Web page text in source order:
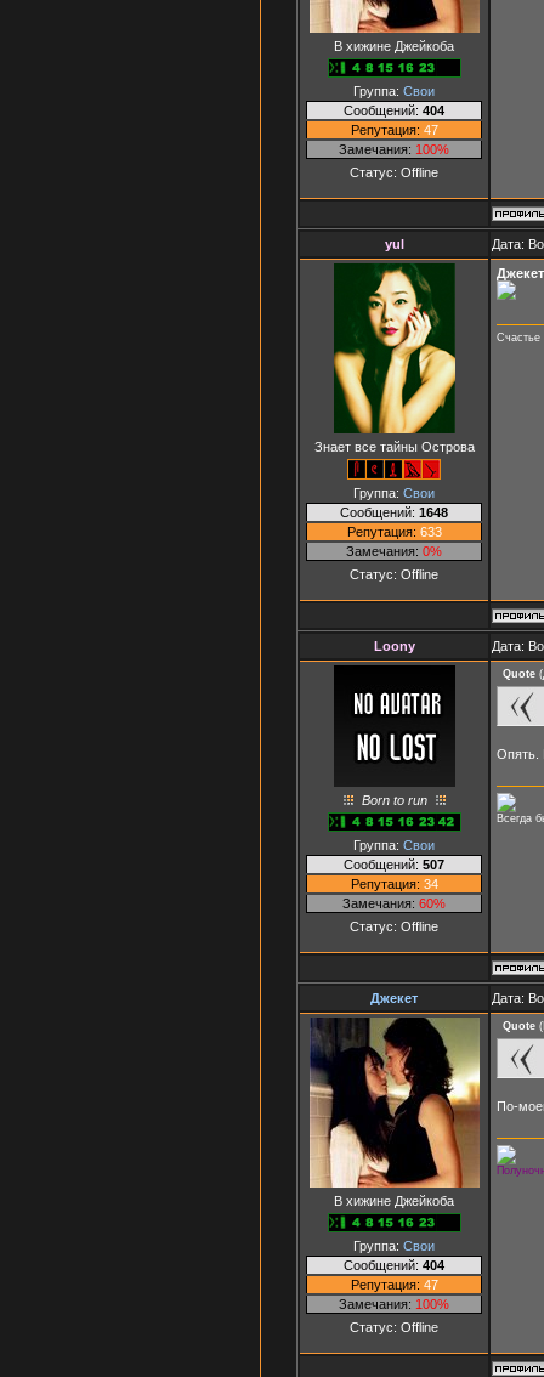
В хижине Джейкоба
Группа: Свои
Сообщений: 404
Репутация: 47
Замечания: 100%
Статус: Offline
yul Дата:
Знает все тайны Острова
Группа: Свои
Сообщений: 1648
Репутация: 633
Замечания: 0%
Статус: Offline
Джекет
Счастье
Loony Дата:
Born to run
Группа: Свои
Сообщений: 507
Репутация: 34
Замечания: 60%
Статус: Offline
Quote (
Опять.
Всегда
Джекет Дата:
В хижине Джейкоба
Группа: Свои
Сообщений: 404
Репутация: 47
Замечания: 100%
Статус: Offline
Quote (
По-